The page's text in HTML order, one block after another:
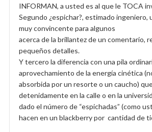
INFORMAN, a usted es al que le TOCA
Segundo ¿espichar?, estimado ingeniero,
muy convincente para algunos
acerca de la brillantez de un comentario,
pequeños detalles.
Y tercero la diferencia con una pila
aprovechamiento de la energía cinética
absorbida por un resorte o un caucho)
detenidamente en la calle o en la
dado el número de “espichadas” (como
hacen en un blackberry por cantidad de